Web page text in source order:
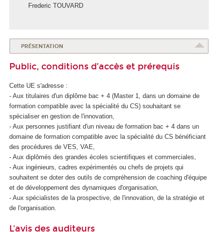
Frederic TOUVARD
PRÉSENTATION
Public, conditions d’accès et prérequis
Cette UE s'adresse :
- Aux titulaires d'un diplôme bac + 4 (Master 1, dans un domaine de
formation compatible avec la spécialité du CS) souhaitant se
spécialiser en gestion de l'innovation,
- Aux personnes justifiant d'un niveau de formation bac + 4 dans un
domaine de formation compatible avec la spécialité du CS bénéficiant
des procédures de VES , VAE
- Aux diplômés des grandes écoles scientifiques et commerciales,
- Aux ingénieurs, cadres expérimentés ou chefs de projets qui
souhaitent se doter des outils de compréhension de coaching d'équipe
et de développement des dynamiques d'organisation,
- Aux spécialistes de la prospective, de l'innovation, de la stratégie et
de l'organisation.
L'avis des auditeurs